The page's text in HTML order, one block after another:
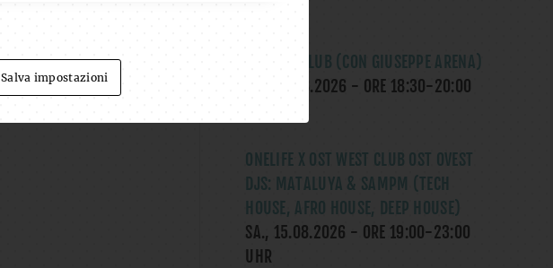
Salva impostazioni
YOGA AL CLUB (CON GIUSEPPE ARENA)
DO., 13.08.2026 - ORE 18:30-20:00
ONELIFE X OST WEST CLUB OST OVEST
DJS: MATALUYA & SAMPM (TECH
HOUSE, AFRO HOUSE, DEEP HOUSE)
SA., 15.08.2026 - ORE 19:00-23:00
UHR